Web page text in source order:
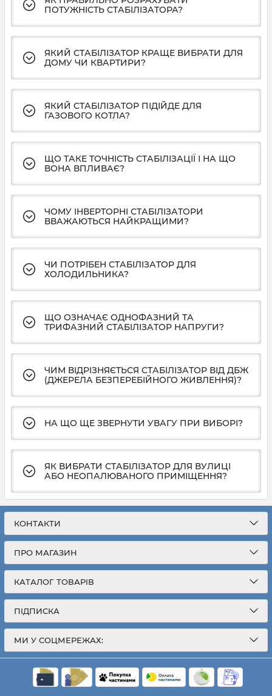
ПОТУЖНІСТЬ СТАБІЛІЗАТОРА?
ЯКИЙ СТАБІЛІЗАТОР КРАЩЕ ВИБРАТИ ДЛЯ
ДОМУ ЧИ КВАРТИРИ?
ЯКИЙ СТАБІЛІЗАТОР ПІДІЙДЕ ДЛЯ
ГАЗОВОГО КОТЛА?
ЩО ТАКЕ ТОЧНІСТЬ СТАБІЛІЗАЦІЇ І НА ЩО
ВОНА ВПЛИВАЄ?
ЧОМУ ІНВЕРТОРНІ СТАБІЛІЗАТОРИ
ВВАЖАЮТЬСЯ НАЙКРАЩИМИ?
ЧИ ПОТРІБЕН СТАБІЛІЗАТОР ДЛЯ
ХОЛОДИЛЬНИКА?
ЩО ОЗНАЧАЄ ОДНОФАЗНИЙ ТА
ТРИФАЗНИЙ СТАБІЛІЗАТОР НАПРУГИ?
ЧИМ ВІДРІЗНЯЄТЬСЯ СТАБІЛІЗАТОР ВІД ДБЖ
(ДЖЕРЕЛА БЕЗПЕРЕБІЙНОГО ЖИВЛЕННЯ)?
НА ЩО ЩЕ ЗВЕРНУТИ УВАГУ ПРИ ВИБОРІ?
ЯК ВИБРАТИ СТАБІЛІЗАТОР ДЛЯ ВУЛИЦІ
АБО НЕОПАЛЮВАНОГО ПРИМІЩЕННЯ?
КОНТАКТИ
ПРО МАГАЗИН
КАТАЛОГ ТОВАРІВ
ПІДПИСКА
МИ У СОЦМЕРЕЖАХ: